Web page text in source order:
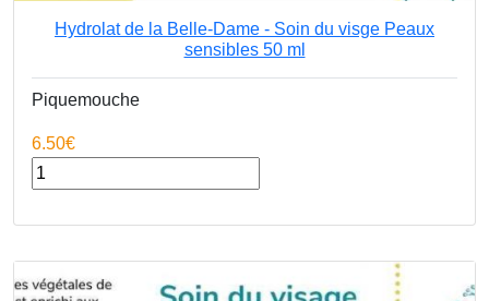
Hydrolat de la Belle-Dame - Soin du visge Peaux
sensibles 50 ml
Piquemouche
6.50€